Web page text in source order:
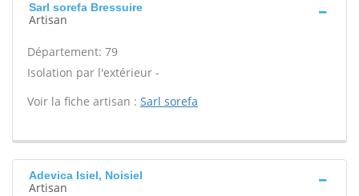
Sarl sorefa Bressuire
Artisan
Département: 79
Isolation par l'extérieur -
Voir la fiche artisan : Sarl sorefa
Adevica Isiel, Noisiel
Artisan